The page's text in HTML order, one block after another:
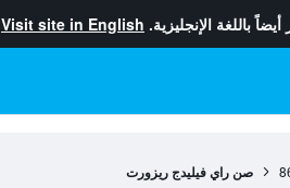
باللغة الإنجليزية. Visit site in English
صن راي فيليدج ريزورت